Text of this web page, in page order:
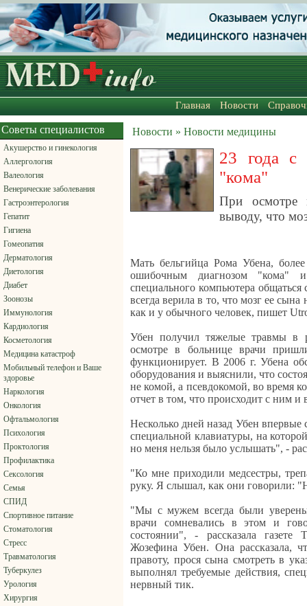
Главная Новости
Советы специалистов
Акушерство и гинекология
Аллергология
Валеология
Венерические заболевания
Гастроэнтерология
Гепатит
Гигиена
Гомеопатия
Дерматология
Диетология
Диабет
Зоонозы
Иммунология
Кардиология
Косметология
Медицина катастроф
Мобильный телефон и Ваше
здоровье
Наркология
Онкология
Офтальмология
Психология
Проктология
Профилактика
Сексология
Семья
СПИД
Спортивное питание
Стоматология
Стресс
Травматология
Туберкулез
Урология
Хирургия
Новости » Новости медицины
23 года с
"кома"
При осмотре
выводу, что
Мать бельгийца Рома Убена,
ошибочным диагнозом "кома"
специального компьютера общаться
всегда верила в то, что мозг ее
как и у обычного человек, пишет
Убен получил тяжелые травмы в
осмотре в больнице врачи
функционирует. В 2006 г. Убена
оборудования и выяснили, что
не комой, а псевдокомой, во время
отчет в том, что происходит с ним и
Несколько дней назад Убен
специальной клавиатуры, на
но меня нельзя было услышать", -
"Ко мне приходили медсестры,
руку. Я слышал, как они говорили:
"Мы с мужем всегда были
врачи сомневались в этом и
состоянии", - рассказала
Жозефина Убен. Она рассказала,
правоту, прося сына смотреть в
выполнял требуемые действия,
нервный тик.